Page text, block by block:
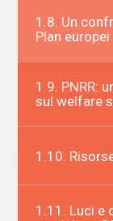
1.8. Un
Plan europei
1.9. PNRR:
sul welfare
1.10.
1.11. Luci e